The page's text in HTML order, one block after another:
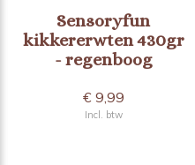
Sensoryfun
kikkererwten 430gr
- regenboog
€ 9,99
Incl. btw